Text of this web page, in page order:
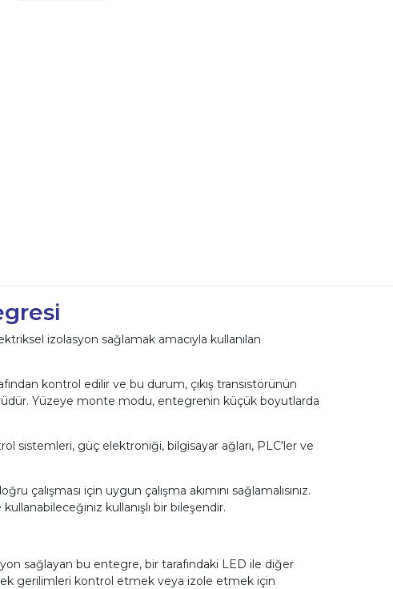
izolasyon sağlamak amacıyla kullanılan
kontrol edilir ve bu durum, çıkış transistörünün
Yüzeye monte modu, entegrenin küçük boyutlarda
sistemleri, güç elektroniği, bilgisayar ağları, PLC'ler ve
çalışması için uygun çalışma akımını sağlamalısınız.
kullanışlı bir bileşendir.
sağlayan bu entegre, bir tarafındaki LED ile diğer
gerilimleri kontrol etmek veya izole etmek için